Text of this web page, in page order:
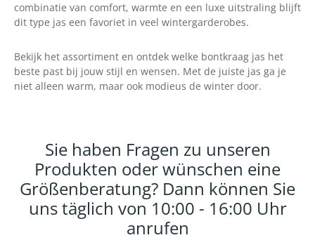
combinatie van comfort, warmte en een luxe uitstraling blijft
dit type jas een favoriet in veel wintergarderobes.
Bekijk het assortiment en ontdek welke bontkraag jas het
beste past bij jouw stijl en wensen. Met de juiste jas ga je
niet alleen warm, maar ook modieus de winter door.
Sie haben Fragen zu unseren
Produkten oder wünschen eine
Größenberatung? Dann können Sie
uns täglich von 10:00 - 16:00 Uhr
anrufen